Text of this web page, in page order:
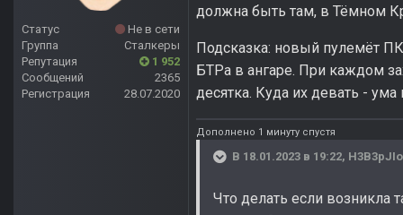
Статус
Не в сети
Группа
Сталкеры
Репутация
1 952
Сообщений
2365
Регистрация
28.07.2020
должна быть там, в Тёмном
Подсказка: новый пулемёт
БТРа в ангаре. При каждом
десятка. Куда их девать -
Дополнено 1 минуту спустя
В 18.01.2023 в 19:22,
Что делать если возникла